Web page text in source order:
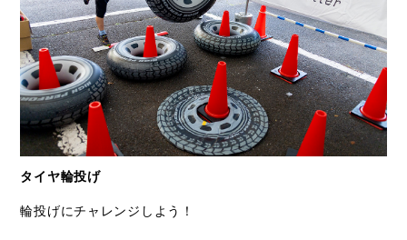
タイヤ輪投げ
輪投げにチャレンジしよう！